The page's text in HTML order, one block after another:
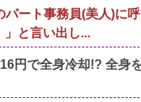
パート事務員(美人)に
」と言い出し...
円で全身冷却!? 全身